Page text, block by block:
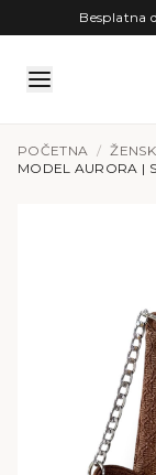
Preskoči na sadržaj
Besplatna
POČETNA /
MODEL AURORA |